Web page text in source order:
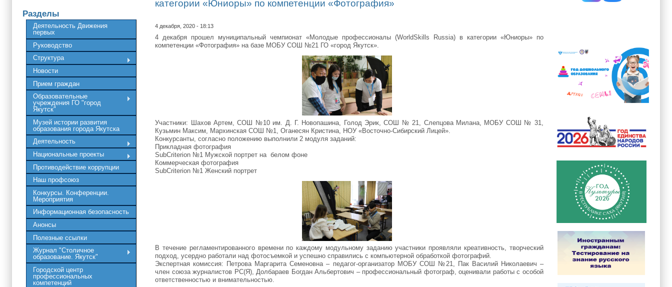
Разделы
Деятельность Движения
первых
Руководство
Структура
Новости
Прием граждан
Образовательные
учреждения ГО "город
Якутск"
Музей истории развития
образования города Якутска
Деятельность
Национальные проекты
Противодействие коррупции
Наш профсоюз
Конкурсы. Конференции.
Мероприятия
Информационная безопасность
Анонсы
Полезные ссылки
Журнал "Столичное
образование. Якутск"
Городской центр
профессиональных
компетенций
категории «Юниоры» по компетенции «Фотография»
4 декабря, 2020 - 18:13
4 декабря прошел муниципальный чемпионат «Молодые профессионалы (WorldSkills Russia) в категории «Юниоры» по
компетенции «Фотография» на базе МОБУ СОШ №21 ГО «город Якутск».
Участники: Шахов Артем, СОШ №10 им. Д. Г. Новопашина, Голод Эрик, СОШ № 21, Слепцова Милана, МОБУ СОШ № 31,
Кузьмин Максим, Мархинская СОШ №1, Оганесян Кристина, НОУ «Восточно-Сибирский Лицей».
Конкурсанты, согласно положению выполнили 2 модуля заданий:
Прикладная фотография
SubCriterion №1 Мужской портрет на белом фоне
Коммерческая фотография
SubCriterion №1 Женский портрет
В течение регламентированного времени по каждому модульному заданию участники проявляли креативность, творческий
подход, усердно работали над фотосъемкой и успешно справились с компьютерной обработкой фотографий.
Экспертная комиссия: Петрова Маргарита Семеновна – педагог-организатор МОБУ СОШ №21, Пак Василий Николаевич –
член союза журналистов РС(Я), Долбараев Богдан Альбертович – профессиональный фотограф, оценивали работы с особой
ответственностью и внимательностью.